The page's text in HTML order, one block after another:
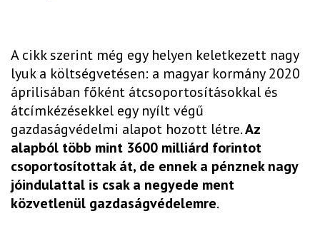
A cikk szerint még egy helyen keletkezett nagy
lyuk a költségvetésen: a magyar kormány 2020
áprilisában főként átcsoportosításokkal és
átcímkézésekkel egy nyílt végű
gazdaságvédelmi alapot hozott létre.Az
alapból több mint 3600 milliárd forintot
csoportosítottak át, de ennek a pénznek nagy
jóindulattal is csak a negyede ment
közvetlenül gazdaságvédelemre.